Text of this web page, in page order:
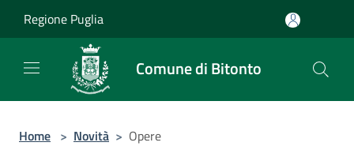
Regione Puglia
Comune di Bitonto
Home > Novità > Opere